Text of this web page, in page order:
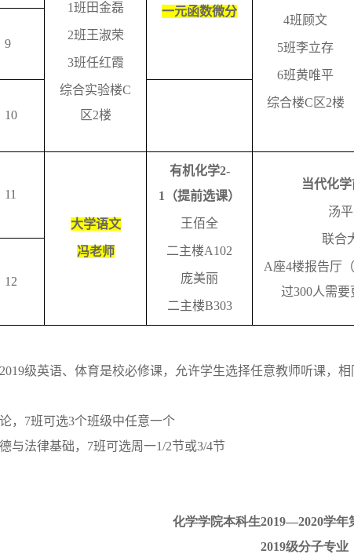
1班田金磊
2班王淑荣
3班任红霞
综合实验楼C
区2楼
一元函数微分
4班顾文
5班李立存
6班黄唯平
综合楼C 区2楼
9
10
11
大学语文
冯老师
有机化学2-
1
（提前选课）
王佰全
二主楼A102
庞美丽
二主楼B303
当代化
汤
联合
A座4楼报告厅
过300人需要
12
2019级英语、体育是校必修课，允许学生选择任意教师听课，
， 7班可选3个班级中任意一个
与法律基础， 7班可选周一1/2节或3/4节
化学学院本科生2019—2020学年
2019级分子专业